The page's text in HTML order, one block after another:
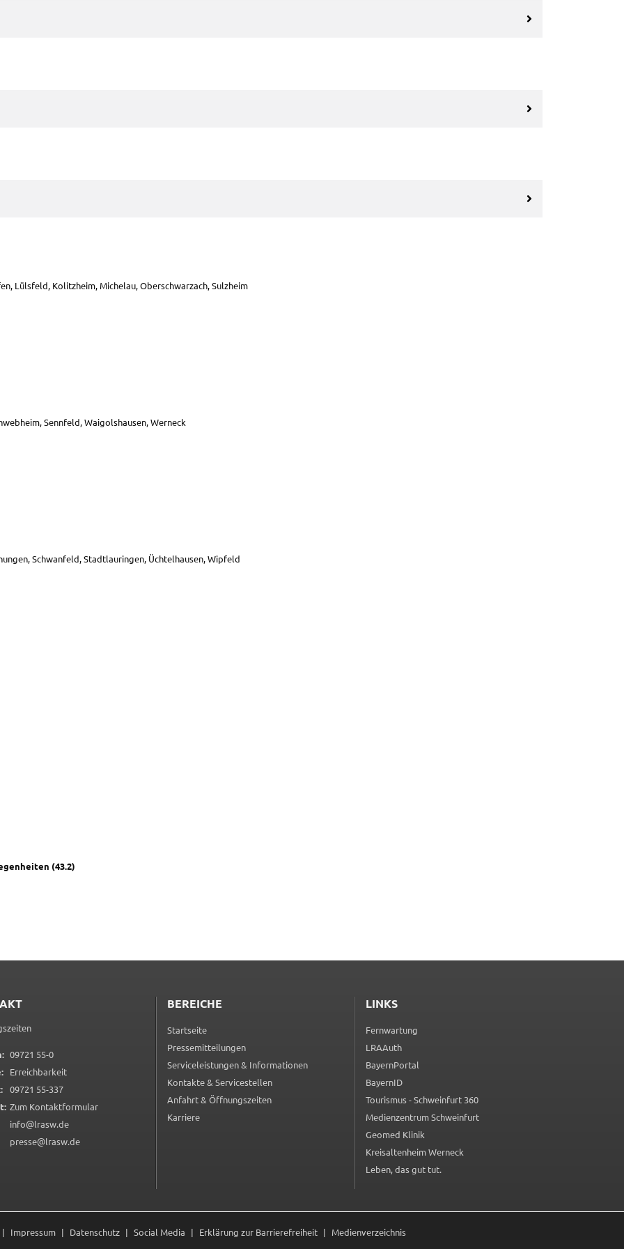
Lüls­feld, Kolitz­heim, Miche­lau, Ober­schwar­zach, Sulz­heim
Senn­feld, Waigols­hau­sen, Werneck
Schwan­feld, Stadt­lau­rin­gen, Üchtel­hau­sen, Wipfeld
(43.2)
09721 55-00 9 7 2 1 5 5 0
Erreichbarkeit
09721 55-3370 9 7 2 1 5 5 3 3 7
Zum Kontaktformular(öffnet in neuem Tab)
info@lrasw.de
presse@lrasw.de
BEREICHE
Startseite
Pressemitteilungen
Serviceleistungen & Informationen
Kontakte & Servicestellen
Anfahrt & Öffnungszeiten
Karriere
LINKS
Fernwartung
(externer Link, öffnet in neuem Tab)
LRAAuth
(externer Link, öffnet in neuem Tab)
BayernPortal
(externer Link, öffnet in neuem Tab)
BayernID
(externer Link, öffnet in neuem Tab)
Tourismus - Schweinfurt 360
(externer Link, öffnet in neuem Tab)
Medienzentrum Schweinfurt
(externer Link, öffnet in neuem Tab)
Geomed Klinik
(externer Link, öffnet in neuem Tab)
Kreisaltenheim Werneck
(externer Link, öffnet in neuem Tab)
Leben, das gut tut.
(externer Link, öffnet in neuem Tab)
Impressum Datenschutz Social Media Erklärung zur Barrierefreiheit Medienverzeichnis
in